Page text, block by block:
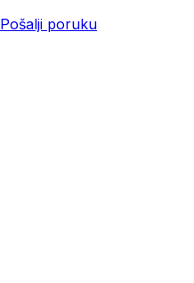
Pošalji poruku